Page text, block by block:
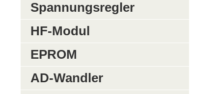
Spannungsregler
HF-Modul
EPROM
AD-Wandler